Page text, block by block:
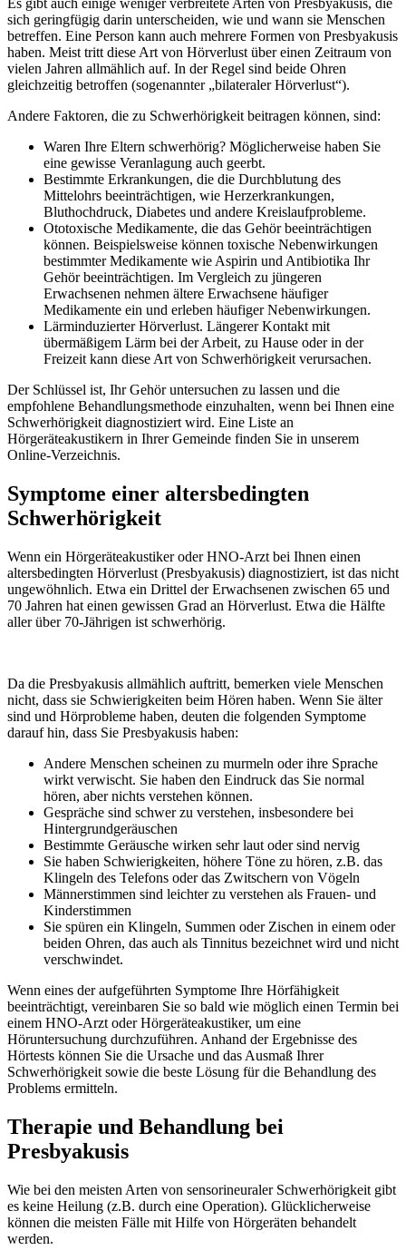
Es gibt auch einige weniger verbreitete Arten von Presbyakusis, die
sich geringfügig darin unterscheiden, wie und wann sie Menschen
betreffen. Eine Person kann auch mehrere Formen von Presbyakusis
haben. Meist tritt diese Art von Hörverlust über einen Zeitraum von
vielen Jahren allmählich auf. In der Regel sind beide Ohren
gleichzeitig betroffen (sogenannter „bilateraler Hörverlust“).
Andere Faktoren, die zu Schwerhörigkeit beitragen können, sind:
Waren Ihre Eltern schwerhörig? Möglicherweise haben Sie
eine gewisse Veranlagung auch geerbt.
Bestimmte Erkrankungen, die die Durchblutung des
Mittelohrs beeinträchtigen, wie Herzerkrankungen,
Bluthochdruck, Diabetes und andere Kreislaufprobleme.
Ototoxische Medikamente, die das Gehör beeinträchtigen
können. Beispielsweise können toxische Nebenwirkungen
bestimmter Medikamente wie Aspirin und Antibiotika Ihr
Gehör beeinträchtigen. Im Vergleich zu jüngeren
Erwachsenen nehmen ältere Erwachsene häufiger
Medikamente ein und erleben häufiger Nebenwirkungen.
Lärminduzierter Hörverlust. Längerer Kontakt mit
übermäßigem Lärm bei der Arbeit, zu Hause oder in der
Freizeit kann diese Art von Schwerhörigkeit verursachen.
Der Schlüssel ist, Ihr Gehör untersuchen zu lassen und die
empfohlene Behandlungsmethode einzuhalten, wenn bei Ihnen eine
Schwerhörigkeit diagnostiziert wird. Eine Liste an
Hörgeräteakustikern in Ihrer Gemeinde finden Sie in unserem
Online-Verzeichnis.
Symptome einer altersbedingten
Schwerhörigkeit
Wenn ein Hörgeräteakustiker oder HNO-Arzt bei Ihnen einen
altersbedingten Hörverlust (Presbyakusis) diagnostiziert, ist das nicht
ungewöhnlich. Etwa ein Drittel der Erwachsenen zwischen 65 und
70 Jahren hat einen gewissen Grad an Hörverlust. Etwa die Hälfte
aller über 70-Jährigen ist schwerhörig.
Da die Presbyakusis allmählich auftritt, bemerken viele Menschen
nicht, dass sie Schwierigkeiten beim Hören haben. Wenn Sie älter
sind und Hörprobleme haben, deuten die folgenden Symptome
darauf hin, dass Sie Presbyakusis haben:
Andere Menschen scheinen zu murmeln oder ihre Sprache
wirkt verwischt. Sie haben den Eindruck das Sie normal
hören, aber nichts verstehen können.
Gespräche sind schwer zu verstehen, insbesondere bei
Hintergrundgeräuschen
Bestimmte Geräusche wirken sehr laut oder sind nervig
Sie haben Schwierigkeiten, höhere Töne zu hören, z.B. das
Klingeln des Telefons oder das Zwitschern von Vögeln
Männerstimmen sind leichter zu verstehen als Frauen- und
Kinderstimmen
Sie spüren ein Klingeln, Summen oder Zischen in einem oder
beiden Ohren, das auch als Tinnitus bezeichnet wird und nicht
verschwindet.
Wenn eines der aufgeführten Symptome Ihre Hörfähigkeit
beeinträchtigt, vereinbaren Sie so bald wie möglich einen Termin bei
einem HNO-Arzt oder Hörgeräteakustiker, um eine
Höruntersuchung durchzuführen. Anhand der Ergebnisse des
Hörtests können Sie die Ursache und das Ausmaß Ihrer
Schwerhörigkeit sowie die beste Lösung für die Behandlung des
Problems ermitteln.
Therapie und Behandlung bei
Presbyakusis
Wie bei den meisten Arten von sensorineuraler Schwerhörigkeit gibt
es keine Heilung (z.B. durch eine Operation). Glücklicherweise
können die meisten Fälle mit Hilfe von Hörgeräten behandelt
werden.